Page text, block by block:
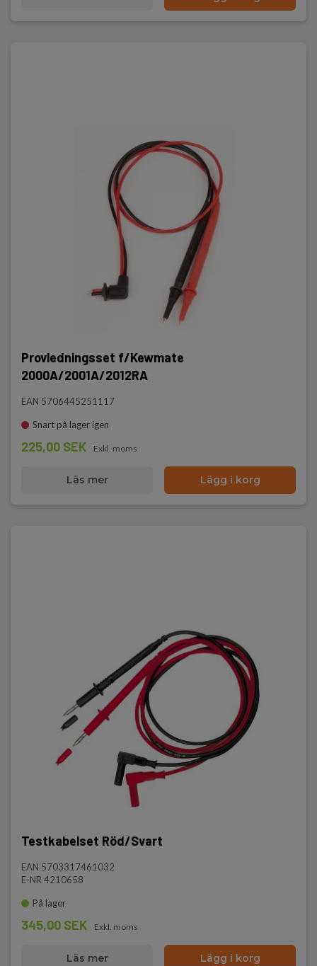
Provledningsset f/Kewmate
2000A/2001A/2012RA
EAN 5706445251117
Snart på lager igen
225,00 SEK Exkl. moms
Läs mer Lägg i korg
Testkabelset Röd/Svart
EAN 5703317461032
E-NR 4210658
På lager
345,00 SEK Exkl. moms
Läs mer Lägg i korg